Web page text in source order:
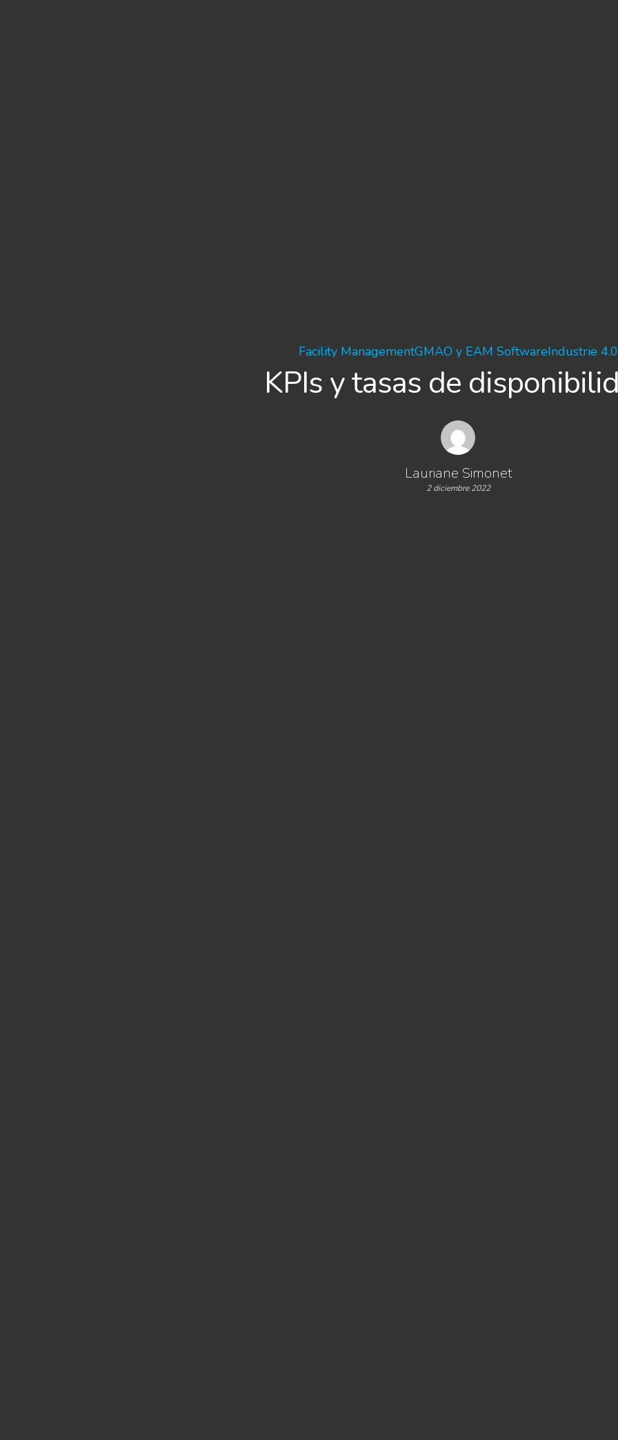
Facility ManagementGMAO y EAM SoftwareIndustrie 4.0
KPIs y tasas de
Lauriane Simonet
2 diciembre 2022